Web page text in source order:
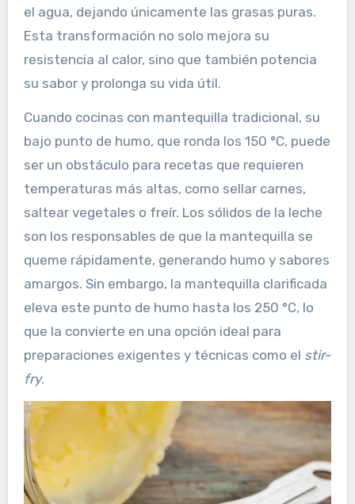
el agua, dejando únicamente las grasas puras.
Esta transformación no solo mejora su
resistencia al calor, sino que también potencia
su sabor y prolonga su vida útil.
Cuando cocinas con mantequilla tradicional, su
bajo punto de humo, que ronda los 150 °C, puede
ser un obstáculo para recetas que requieren
temperaturas más altas, como sellar carnes,
saltear vegetales o freír. Los sólidos de la leche
son los responsables de que la mantequilla se
queme rápidamente, generando humo y sabores
amargos. Sin embargo, la mantequilla clarificada
eleva este punto de humo hasta los 250 °C, lo
que la convierte en una opción ideal para
preparaciones exigentes y técnicas como el stir-
fry.